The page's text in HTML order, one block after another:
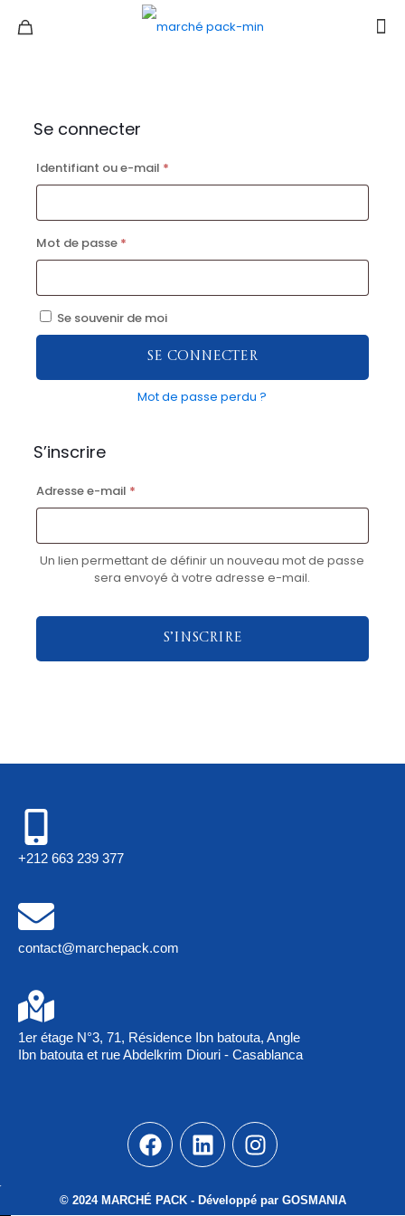
Se connecter
Identifiant ou e-mail *
Mot de passe *
Se souvenir de moi
Se connecter
Mot de passe perdu ?
S’inscrire
Adresse e-mail *
Un lien permettant de définir un nouveau mot de passe
sera envoyé à votre adresse e-mail.
S’inscrire
+212 663 239 377
contact@marchepack.com
1er étage N°3, 71, Résidence Ibn batouta, Angle
Ibn batouta et rue Abdelkrim Diouri - Casablanca
© 2024 MARCHÉ PACK - Développé par GOSMANIA